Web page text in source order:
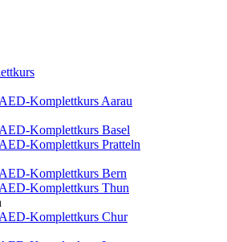
Komplettkurs Aarau
Komplettkurs Basel
Komplettkurs Pratteln
Komplettkurs Bern
Komplettkurs Thun
Komplettkurs Chur